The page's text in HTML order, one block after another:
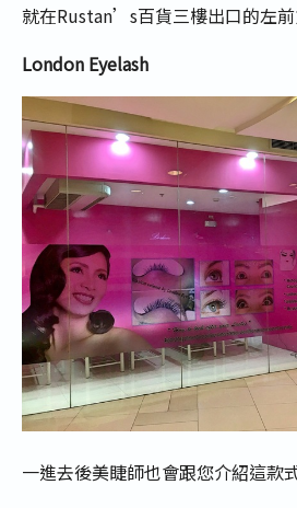
就在Rustan’s百貨三樓出口的左
London Eyelash
一進去後美睫師也會跟您介紹這款